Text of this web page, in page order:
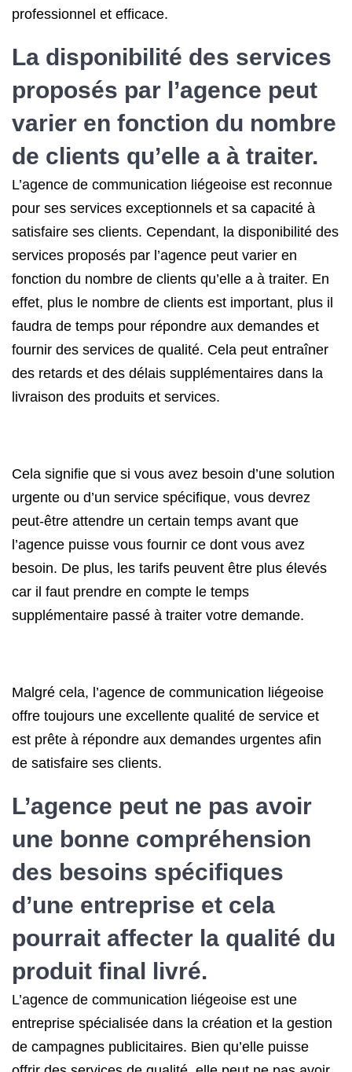
professionnel et efficace.
La disponibilité des services
proposés par l’agence peut
varier en fonction du nombre
de clients qu’elle a à traiter.
L’agence de communication liégeoise est reconnue
pour ses services exceptionnels et sa capacité à
satisfaire ses clients. Cependant, la disponibilité des
services proposés par l’agence peut varier en
fonction du nombre de clients qu’elle a à traiter. En
effet, plus le nombre de clients est important, plus il
faudra de temps pour répondre aux demandes et
fournir des services de qualité. Cela peut entraîner
des retards et des délais supplémentaires dans la
livraison des produits et services.
Cela signifie que si vous avez besoin d’une solution
urgente ou d’un service spécifique, vous devrez
peut-être attendre un certain temps avant que
l’agence puisse vous fournir ce dont vous avez
besoin. De plus, les tarifs peuvent être plus élevés
car il faut prendre en compte le temps
supplémentaire passé à traiter votre demande.
Malgré cela, l’agence de communication liégeoise
offre toujours une excellente qualité de service et
est prête à répondre aux demandes urgentes afin
de satisfaire ses clients.
L’agence peut ne pas avoir
une bonne compréhension
des besoins spécifiques
d’une entreprise et cela
pourrait affecter la qualité du
produit final livré.
L’agence de communication liégeoise est une
entreprise spécialisée dans la création et la gestion
de campagnes publicitaires. Bien qu’elle puisse